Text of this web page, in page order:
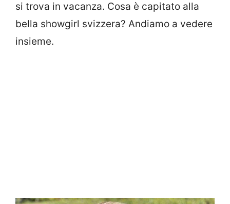
si trova in vacanza. Cosa è capitato alla
bella showgirl svizzera? Andiamo a vedere
insieme.